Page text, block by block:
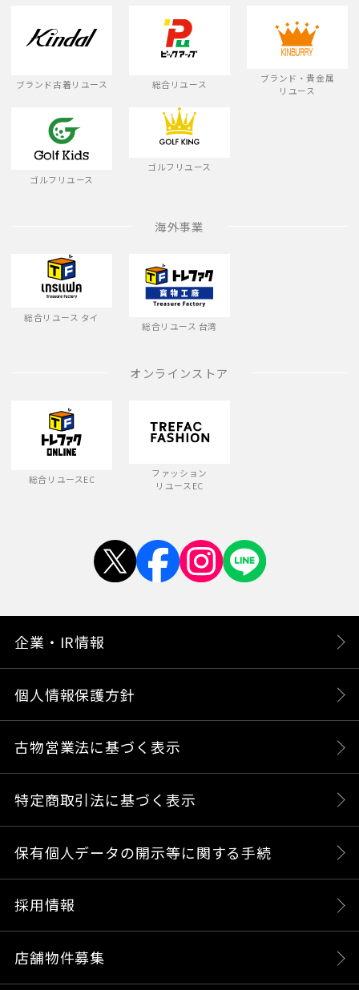
ブランド古着リユース 総合リユース
ブランド・貴金属
リユース
ゴルフリユース
ゴルフリユース
海外事業
総合リユース タイ
総合リユース 台湾
オンラインストア
総合リユースEC
ファッション
リユースEC
企業・IR情報
個人情報保護方針
古物営業法に基づく表示
特定商取引法に基づく表示
保有個人データの開示等に関する手続
採用情報
店舗物件募集